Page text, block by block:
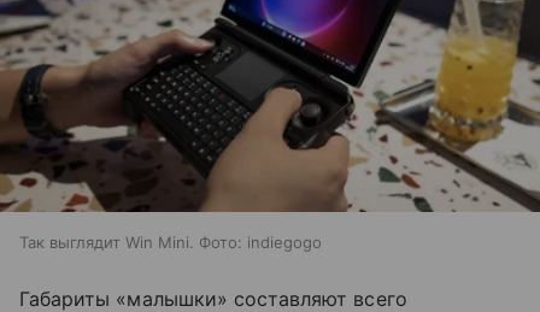
Так выглядит Win Mini. Фото: indiegogo
Габариты «малышки» составляют всего